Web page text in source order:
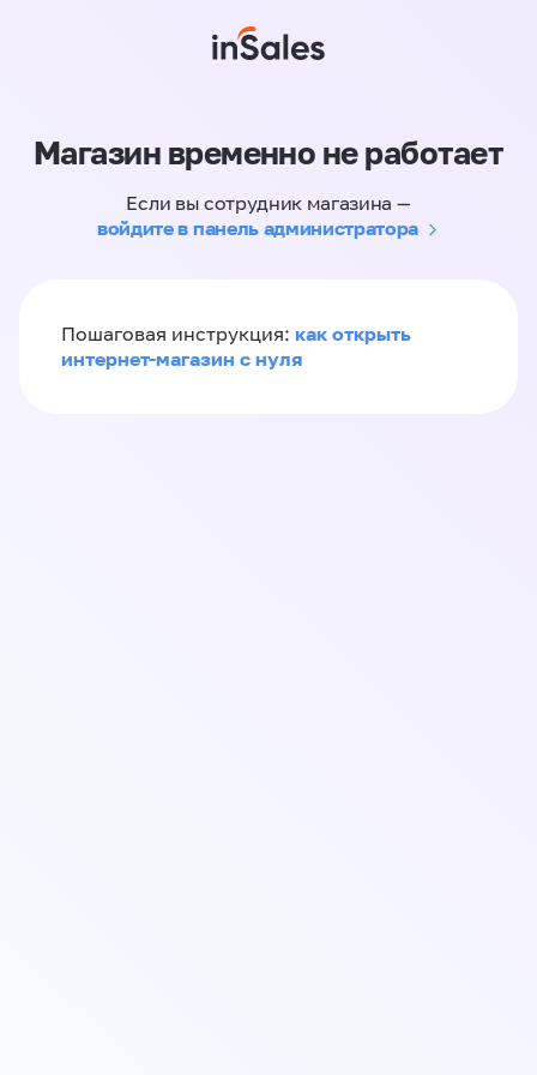
Магазин временно не работает
Если вы сотрудник магазина —
войдите в панель администратора
Пошаговая инструкция: как открыть
интернет-магазин с нуля